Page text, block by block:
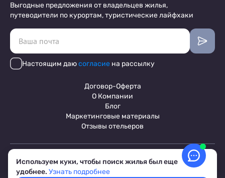
Выгодные предложения от владельцев жилья,
путеводители по курортам, туристические лайфхаки
Настоящим даюсогласие на рассылку
Договор-Оферта
О Компании
Блог
Маркетинговые материалы
Отзывы отельеров
Пользовательское соглашение
Обработка персональных данных
Условия бронирования объектов
Используем куки, чтобы поиск жилья был еще
удобнее. Узнать подробнее